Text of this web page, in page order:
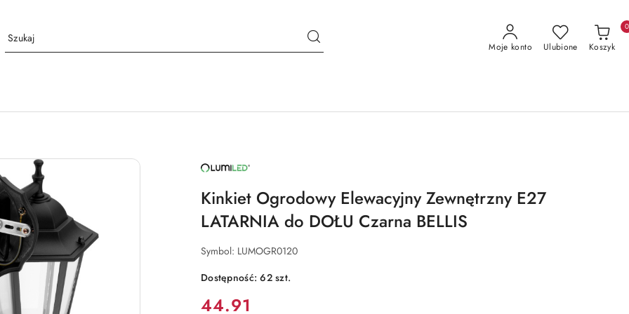
Moje konto Ulubione Koszyk
0
NAZWA
PRODUCENTA:
Kinkiet Ogrodowy Elewacyjny Zewnętrzny E27
LATARNIA do DOŁU Czarna BELLIS
Symbol: LUMOGR0120
Dostępność:62szt.
Cena:
44.91